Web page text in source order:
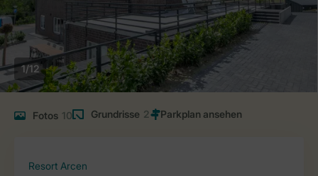
1/12
Fotos 10 Grundrisse 2
Resort Arcen